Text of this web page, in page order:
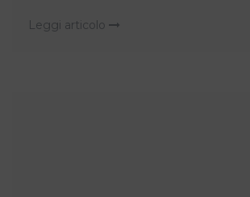
Leggi articolo